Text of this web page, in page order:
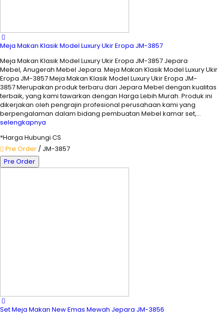
Meja Makan Klasik Model Luxury Ukir Eropa JM-3857
Meja Makan Klasik Model Luxury Ukir Eropa JM-3857 Jepara
Mebel, Anugerah Mebel Jepara. Meja Makan Klasik Model Luxury Ukir
Eropa JM-3857 Meja Makan Klasik Model Luxury Ukir Eropa JM-
3857 Merupakan produk terbaru dari Jepara Mebel dengan kualitas
terbaik, yang kami tawarkan dengan Harga Lebih Murah. Produk ini
dikerjakan oleh pengrajin profesional perusahaan kami yang
berpengalaman dalam bidang pembuatan Mebel kamar set,…
selengkapnya
*Harga Hubungi CS
Pre Order / JM-3857
Pre Order
Set Meja Makan New Emas Mewah Jepara JM-3856